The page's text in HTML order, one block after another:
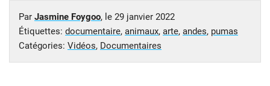
Par Jasmine Foygoo, le 29 janvier 2022
Étiquettes: documentaire, animaux, arte, andes, pumas
Catégories: Vidéos, Documentaires